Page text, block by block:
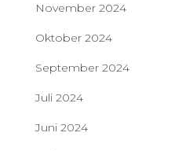
November 2024
Oktober 2024
September 2024
Juli 2024
Juni 2024